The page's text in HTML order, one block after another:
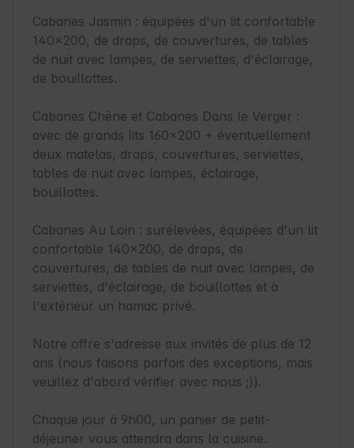
Cabanes Jasmin : équipées d'un lit confortable
140x200, de draps, de couvertures, de tables
de nuit avec lampes, de serviettes, d'éclairage,
de bouillottes.
Cabanes Chêne et Cabanes Dans le Verger :
avec de grands lits 160x200 + éventuellement
deux matelas, draps, couvertures, serviettes,
tables de nuit avec lampes, éclairage,
bouillottes.
Cabanes Au Loin : surélevées, équipées d'un lit
confortable 140x200, de draps, de
couvertures, de tables de nuit avec lampes, de
serviettes, d'éclairage, de bouillottes et à
l'extérieur un hamac privé.
Notre offre s'adresse aux invités de plus de 12
ans (nous faisons parfois des exceptions, mais
veuillez d'abord vérifier avec nous ;)).
Chaque jour à 9h00, un panier de petit-
déjeuner vous attendra dans la cuisine.